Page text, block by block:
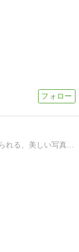
魂の癒し写真言葉では伝わらない何かを伝えられる、美しい写真が大好きです。